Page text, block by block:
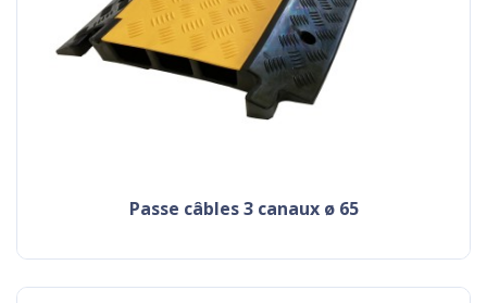
passe câbles 3 canaux ø 65